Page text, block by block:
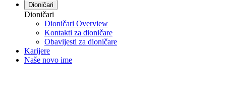
Dioničari
Dioničari
Dioničari Overview
Kontakti za dioničare
Obavijesti za dioničare
Karijere
Naše novo ime